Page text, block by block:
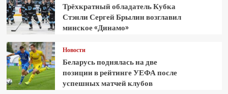
Трёхкратный обладатель Кубка
Стэнли Сергей Брылин возглавил
минское «Динамо»
Новости
Беларусь поднялась на две
позиции в рейтинге УЕФА после
успешных матчей клубов